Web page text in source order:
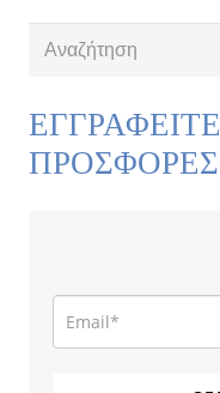
ΠΡΟΣΦΟΡΕΣ